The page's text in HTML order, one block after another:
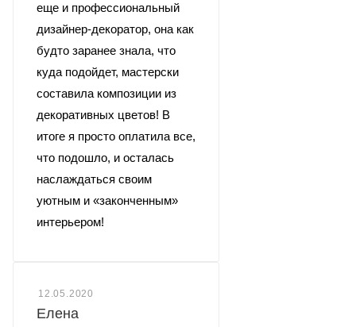
еще и профессиональный
дизайнер-декоратор, она как
будто заранее знала, что
куда подойдет, мастерски
составила композиции из
декоративных цветов! В
итоге я просто оплатила все,
что подошло, и осталась
наслаждаться своим
уютным и «законченным»
интерьером!
12.05.2020
Елена